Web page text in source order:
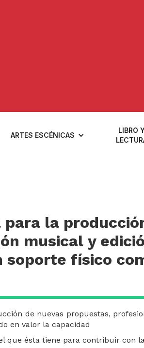
ARTES ESCÉNICAS
LIBRO
la
musical y
soporte físico
de nuevas propuestas,
en valor la capacidad
que ésta tiene para contribuir con